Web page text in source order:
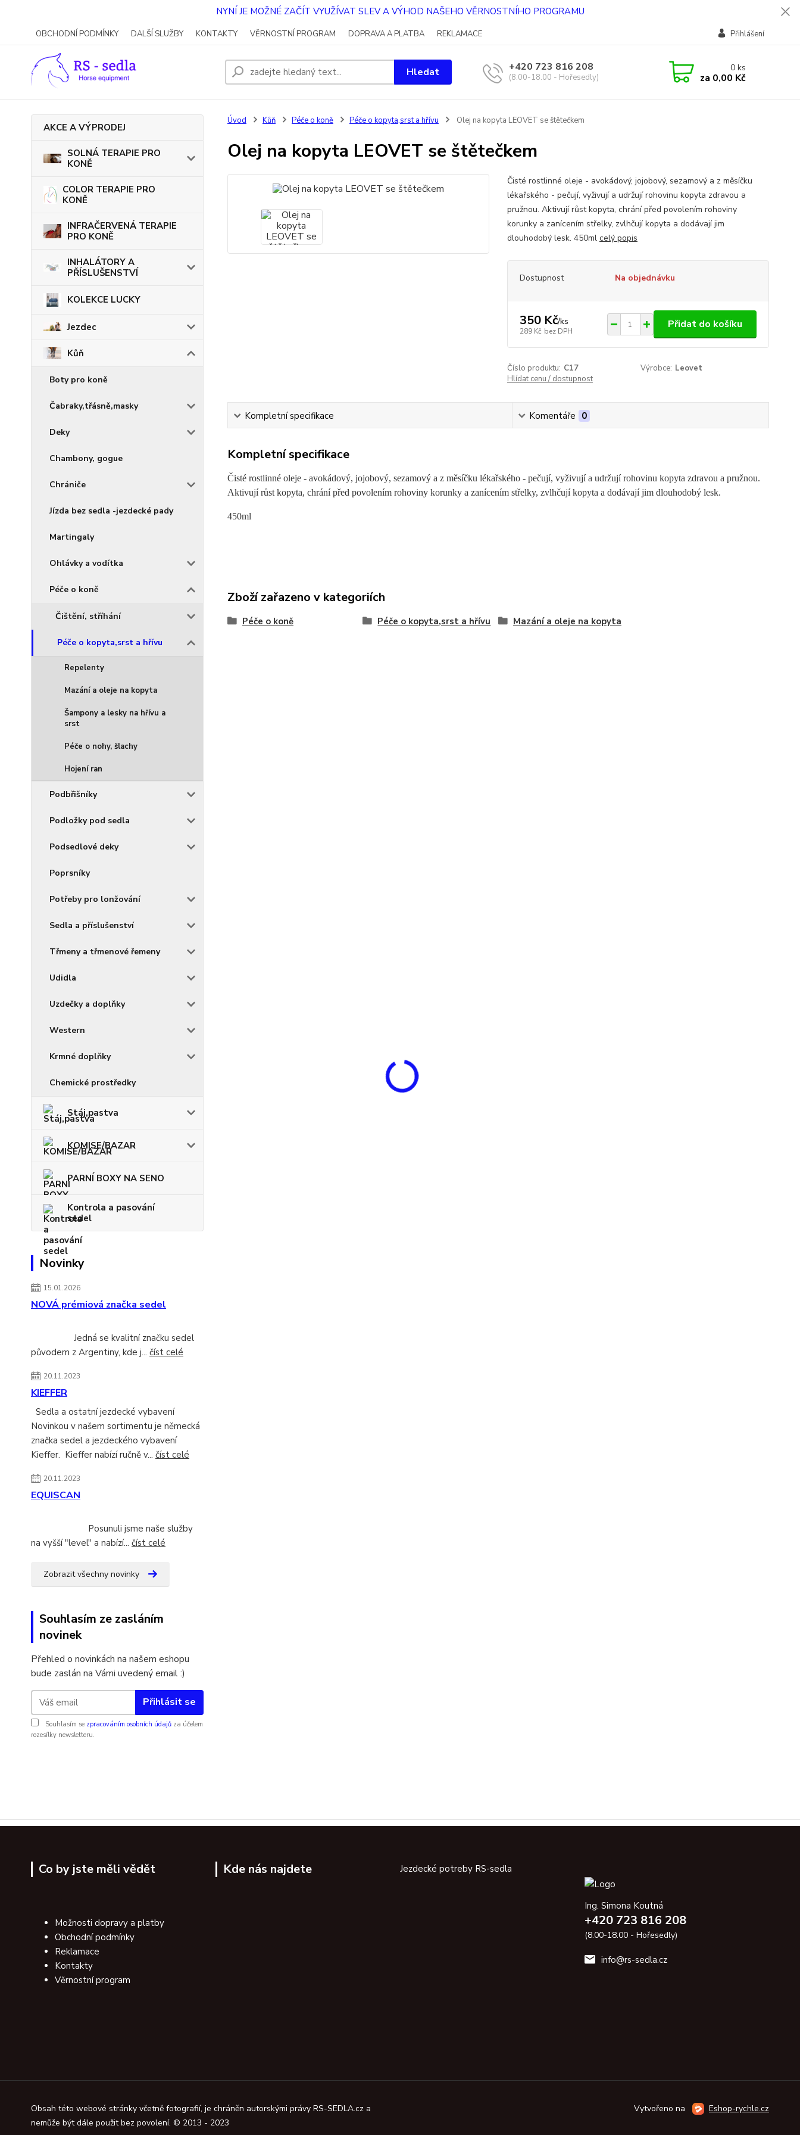
NYNÍ JE MOŽNÉ ZAČÍT VYUŽÍVAT SLEV A VÝHOD NAŠEHO VĚRNOSTNÍHO PROGRAMU
OBCHODNÍ PODMÍNKY DALŠÍ SLUŽBY KONTAKTY VĚRNOSTNÍ PROGRAM DOPRAVA A PLATBA REKLAMACE Přihlášení
Hledat +420 723 816 208
(8.00-18.00 - Hořesedly)
0ks
za 0,00 Kč
AKCE A VÝPRODEJ
SOLNÁ TERAPIE PRO
KONĚ
COLOR TERAPIE PRO
KONĚ
INFRAČERVENÁ TERAPIE
PRO KONĚ
INHALÁTORY A
PŘÍSLUŠENSTVÍ
KOLEKCE LUCKY
Jezdec
Kůň
Boty pro koně
Čabraky,třásně,masky
Deky
Chambony, gogue
Chrániče
Jízda bez sedla -jezdecké pady
Martingaly
Ohlávky a vodítka
Péče o koně
Čištění, stříhání
Péče o kopyta,srst a hřívu
Repelenty
Mazání a oleje na kopyta
Šampony a lesky na hřívu a
srst
Péče o nohy, šlachy
Hojení ran
Podbřišníky
Podložky pod sedla
Podsedlové deky
Poprsníky
Potřeby pro lonžování
Sedla a příslušenství
Třmeny a třmenové řemeny
Udidla
Uzdečky a doplňky
Western
Krmné doplňky
Chemické prostředky
Stáj,pastva
KOMISE/BAZAR
PARNÍ BOXY NA SENO
Kontrola a pasování
sedel
Novinky
15.01.2026
NOVÁ prémiová značka sedel
Jedná se kvalitní značku sedel
původem z Argentiny, kde j... číst celé
20.11.2023
KIEFFER
Sedla a ostatní jezdecké vybavení
Novinkou v našem sortimentu je německá
značka sedel a jezdeckého vybavení
Kieffer. Kieffer nabízí ručně v... číst celé
20.11.2023
EQUISCAN
Posunuli jsme naše služby
na vyšší "level" a nabízí... číst celé
Zobrazit všechny novinky
Souhlasím ze zasláním
novinek
Přehled o novinkách na našem eshopu
bude zaslán na Vámi uvedený email :)
Přihlásit se
Souhlasím se zpracováním osobních údajů za účelem
rozesílky newsletteru.
Úvod Kůň Péče o koně Péče o kopyta,srst a hřívu Olej na kopyta LEOVET se štětečkem
Olej na kopyta LEOVET se štětečkem
Čisté rostlinné oleje - avokádový, jojobový, sezamový a z měsíčku
lékařského - pečují, vyživují a udržují rohovinu kopyta zdravou a
pružnou. Aktivují růst kopyta, chrání před povolením rohoviny
korunky a zanícením střelky, zvlhčují kopyta a dodávají jim
dlouhodobý lesk. 450ml celý popis
Dostupnost Na objednávku
350 Kč/ks
289 Kč bez DPH
Přidat do košíku
Číslo produktu: C17 Výrobce: Leovet
Hlídat cenu / dostupnost
Kompletní specifikace Komentáře 0
Kompletní specifikace
Čisté rostlinné oleje - avokádový, jojobový, sezamový a z měsíčku lékařského - pečují, vyživují a udržují rohovinu kopyta zdravou a pružnou.
Aktivují růst kopyta, chrání před povolením rohoviny korunky a zanícením střelky, zvlhčují kopyta a dodávají jim dlouhodobý lesk.
450ml
Zboží zařazeno v kategoriích
Péče o koně Péče o kopyta,srst a hřívu Mazání a oleje na kopyta
Co by jste měli vědět
Možnosti dopravy a platby
Obchodní podmínky
Reklamace
Kontakty
Věrnostní program
Kde nás najdete Jezdecké potreby RS-sedla
Ing. Simona Koutná
+420 723 816 208
(8.00-18.00 - Hořesedly)
info@rs-sedla.cz
Obsah této webové stránky včetně fotografií, je chráněn autorskými právy RS-SEDLA.cz a
nemůže být dále použit bez povolení. © 2013 - 2023
Vytvořeno na Eshop-rychle.cz